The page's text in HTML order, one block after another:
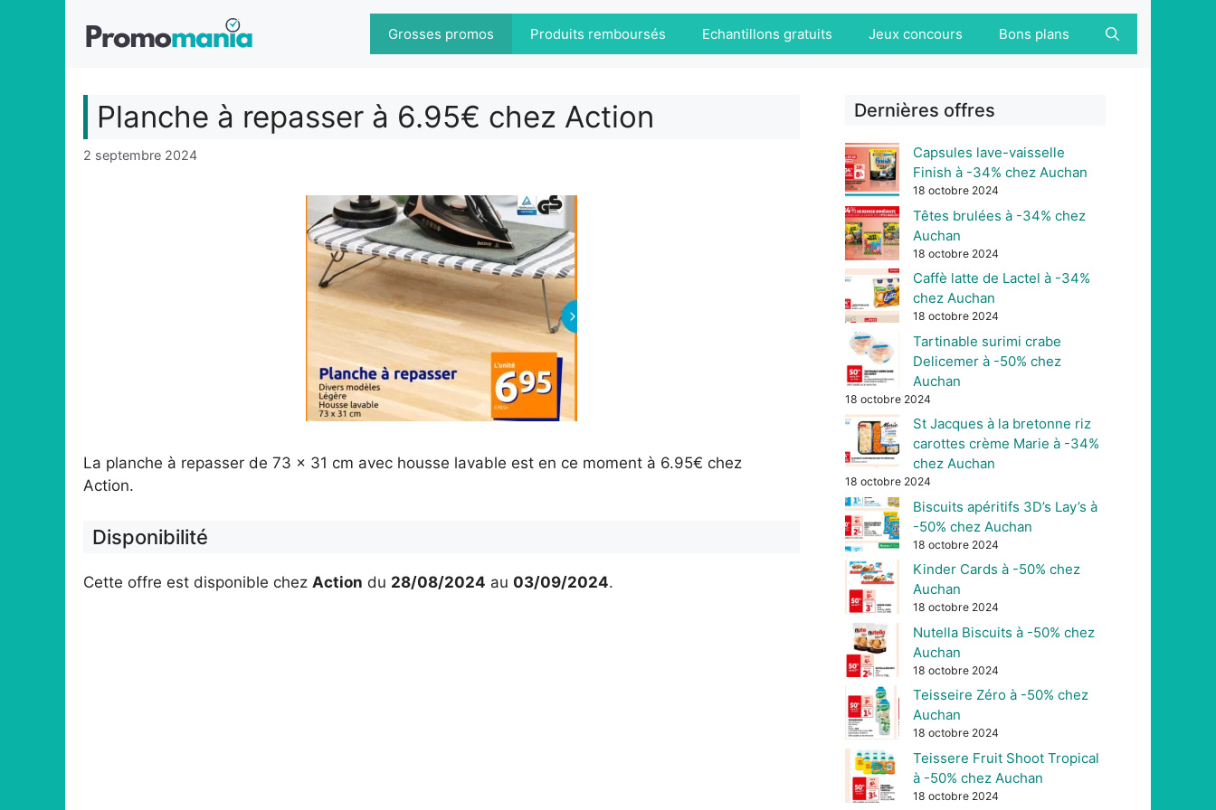
Grosses promos Produits remboursés Echantillons gratuits Jeux concours Bons plans
Planche à repasser à 6.95€ chez Action
2 septembre 2024
La planche à repasser de 73 x 31 cm avec housse lavable est en ce moment à 6.95€ chez
Action.
Disponibilité
Cette offre est disponible chez Action du 28/08/2024 au 03/09/2024.
Dernières offres
Capsules lave-vaisselle
Finish à -34% chez Auchan
18 octobre 2024
Têtes brulées à -34% chez
Auchan
18 octobre 2024
Caffè latte de Lactel à -34%
chez Auchan
18 octobre 2024
Tartinable surimi crabe
Delicemer à -50% chez
Auchan
18 octobre 2024
St Jacques à la bretonne riz
carottes crème Marie à -34%
chez Auchan
18 octobre 2024
Biscuits apéritifs 3D’s Lay’s à
-50% chez Auchan
18 octobre 2024
Kinder Cards à -50% chez
Auchan
18 octobre 2024
Nutella Biscuits à -50% chez
Auchan
18 octobre 2024
Teisseire Zéro à -50% chez
Auchan
18 octobre 2024
Teissere Fruit Shoot Tropical
à -50% chez Auchan
18 octobre 2024